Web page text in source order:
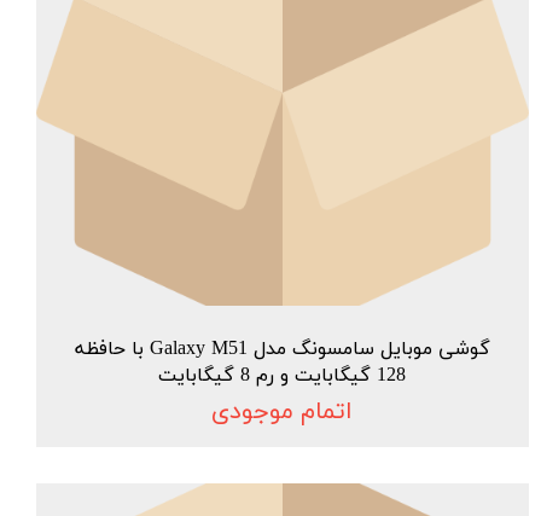
گوشی موبایل سامسونگ مدل Galaxy M51 با حافظه
128 گیگابایت و رم 8 گیگابایت
اتمام موجودی